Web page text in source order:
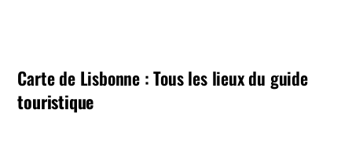
Carte de Lisbonne : Tous les lieux du guide
touristique